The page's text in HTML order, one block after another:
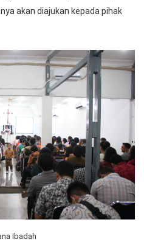
akan diajukan kepada pihak
Ibadah